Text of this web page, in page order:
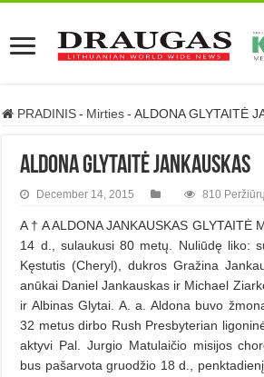
PRADINIS - Mirties - ALDONA GLYTAITĖ
ALDONA GLYTAITĖ JANKAUSKAS
December 14, 2015 810 Peržiūrų
A † A ALDONA JANKAUSKAS GLYTAITĖ
14 d., sulaukusi 80 metų. Nuliūdę liko:
Kęstutis (Cheryl), dukros Gražina
anūkai Daniel Jankauskas ir Michael
ir Albinas Glytai. A. a. Aldona buvo
32 metus dirbo Rush Presbyterian
aktyvi Pal. Jurgio Matulaičio misijos
bus pašarvota gruodžio 18 d.,